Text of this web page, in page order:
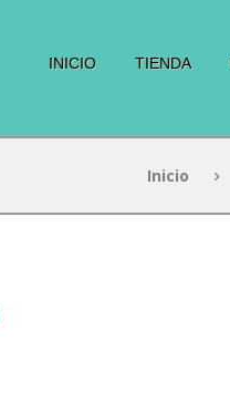
INICIO TIENDA
Inicio